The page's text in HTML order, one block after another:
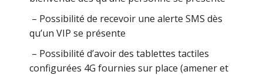
– Possibilité de recevoir une alerte SMS dès
qu’un VIP se présente
– Possibilité d’avoir des tablettes tactiles
configurées 4G fournies sur place (amener et